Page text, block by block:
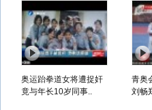
奥运跆拳道女将遭捉奸
竟与年长10岁同事..
青奥
刘畅